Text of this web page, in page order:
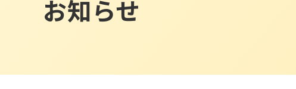
お知らせ
診療スケジュール
沿革